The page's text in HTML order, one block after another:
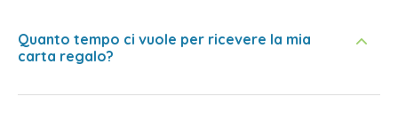
Quanto tempo ci vuole per ricevere la mia
carta regalo?